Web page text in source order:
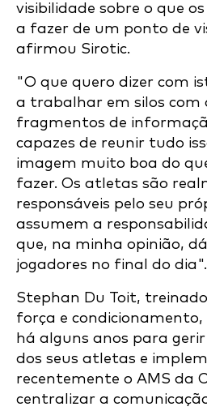
visibilidade sobre o que
a fazer de um ponto de
afirmou Sirotic.
"O que quero dizer com
a trabalhar em silos com
fragmentos de
capazes de reunir tudo
imagem muito boa do
fazer. Os atletas são
responsáveis pelo seu
assumem a
que, na minha opinião,
jogadores no final do dia".
Stephan Du Toit,
força e
há alguns anos para
dos seus atletas e
recentemente o AMS da
centralizar a